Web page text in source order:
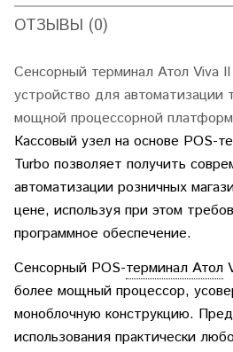
ОТЗЫВЫ (0)
Сенсорный терминал Атол Viva
устройство для автоматизации
мощной процессорной
Кассовый узел на основе POS-
Turbo позволяет получить
автоматизации розничных
цене, используя при этом
программное обеспечение.
Сенсорный POS-терминал Атол
более мощный процессор,
моноблочную конструкцию.
использования практически